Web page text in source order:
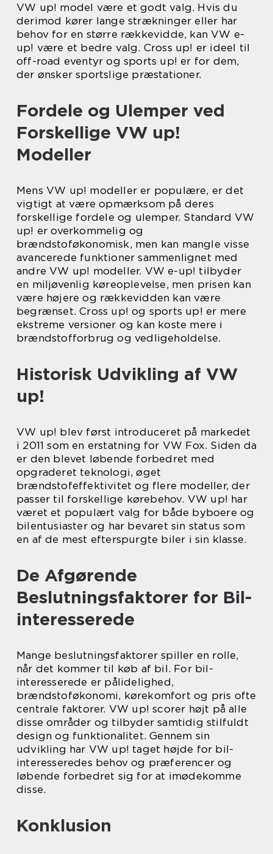
VW up! model være et godt valg. Hvis du
derimod kører lange strækninger eller har
behov for en større rækkevidde, kan VW e-
up! være et bedre valg. Cross up! er ideel til
off-road eventyr og sports up! er for dem,
der ønsker sportslige præstationer.
Fordele og Ulemper ved
Forskellige VW up!
Modeller
Mens VW up! modeller er populære, er det
vigtigt at være opmærksom på deres
forskellige fordele og ulemper. Standard VW
up! er overkommelig og
brændstoføkonomisk, men kan mangle visse
avancerede funktioner sammenlignet med
andre VW up! modeller. VW e-up! tilbyder
en miljøvenlig køreoplevelse, men prisen kan
være højere og rækkevidden kan være
begrænset. Cross up! og sports up! er mere
ekstreme versioner og kan koste mere i
brændstofforbrug og vedligeholdelse.
Historisk Udvikling af VW
up!
VW up! blev først introduceret på markedet
i 2011 som en erstatning for VW Fox. Siden da
er den blevet løbende forbedret med
opgraderet teknologi, øget
brændstofeffektivitet og flere modeller, der
passer til forskellige kørebehov. VW up! har
været et populært valg for både byboere og
bilentusiaster og har bevaret sin status som
en af de mest efterspurgte biler i sin klasse.
De Afgørende
Beslutningsfaktorer for Bil-
interesserede
Mange beslutningsfaktorer spiller en rolle,
når det kommer til køb af bil. For bil-
interesserede er pålidelighed,
brændstoføkonomi, kørekomfort og pris ofte
centrale faktorer. VW up! scorer højt på alle
disse områder og tilbyder samtidig stilfuldt
design og funktionalitet. Gennem sin
udvikling har VW up! taget højde for bil-
interesseredes behov og præferencer og
løbende forbedret sig for at imødekomme
disse.
Konklusion